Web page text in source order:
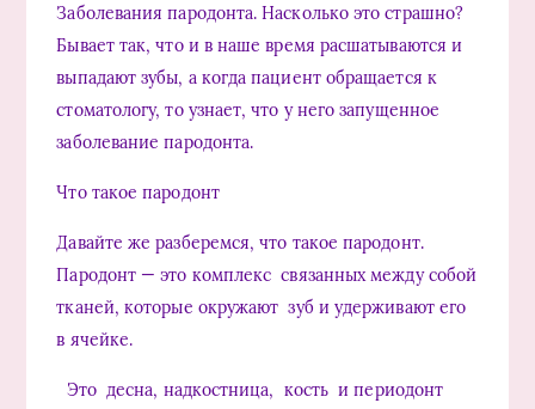
Заболевания пародонта. Насколько это страшно?
Бывает так, что и в наше время расшатываются и
выпадают зубы, а когда пациент обращается к
стоматологу, то узнает, что у него запущенное
заболевание пародонта.
Что такое пародонт
Давайте же разберемся, что такое пародонт.
Пародонт — это комплекс связанных между собой
тканей, которые окружают зуб и удерживают его
в ячейке.
Это десна, надкостница, кость и периодонт